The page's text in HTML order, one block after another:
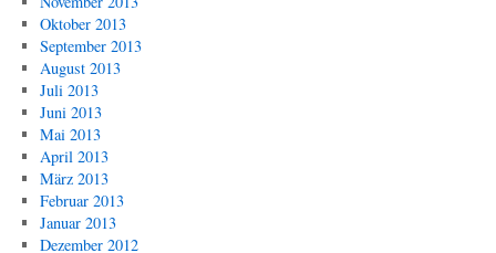
Oktober 2013
September 2013
August 2013
Juli 2013
Juni 2013
Mai 2013
April 2013
März 2013
Februar 2013
Januar 2013
Dezember 2012